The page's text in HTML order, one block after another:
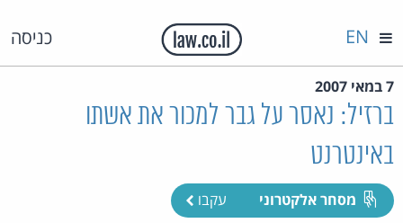
כניסה EN
7 במאי 2007
ברזיל: נאסר על גבר למכור את אשתו
באינטרנט
מסחר אלקטרוני עקבו